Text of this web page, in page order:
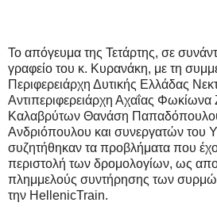
Το απόγευμα της Τετάρτης, σε
γραφείο του κ. Κυρανάκη, με τη
Περιφερειάρχη Δυτικής Ελλάδας
Αντιπεριφερειάρχη Αχαΐας
Καλαβρύτων Θανάση Παπαδόπουλου
Ανδριόπουλου και συνεργατών του
συζητήθηκαν τα προβλήματα που
περιστολή των δρομολογίων, ως
πλημμελούς συντήρησης των
την HellenicTrain.